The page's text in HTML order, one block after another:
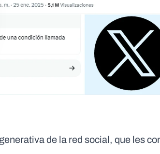
de la red social, que les